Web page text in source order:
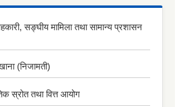
सङ्घीय मामिला तथा सामान्य प्रशासन
(निजामती)
स्रोत तथा वित्त आयोग